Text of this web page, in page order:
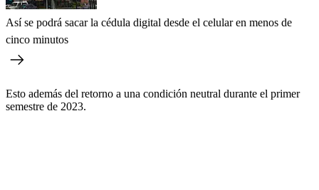
Así se podrá sacar la cédula digital desde el celular en menos de
cinco minutos
Esto además del retorno a una condición neutral durante el primer
semestre de 2023.